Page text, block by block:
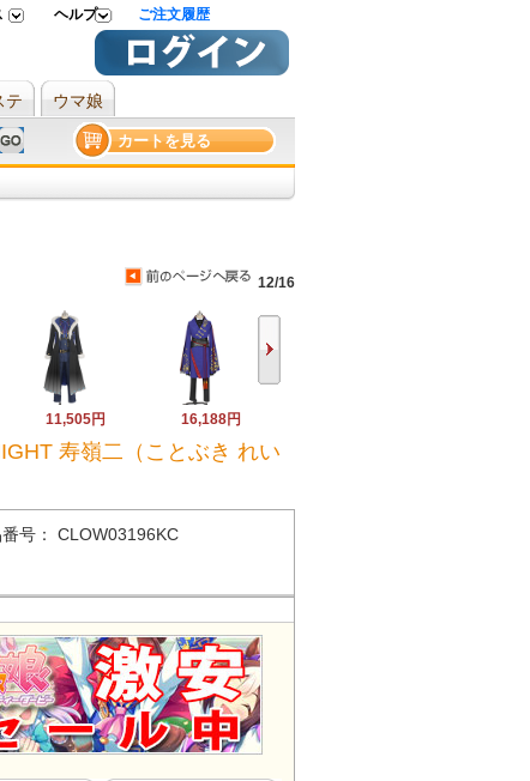
ヘルプ ご注文履歴
テ ウマ娘
カートを見る
12/16
11,505円 16,188円
寿嶺二（ことぶき れい
号： CLOW03196KC